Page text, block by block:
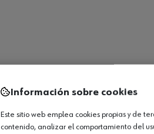
Información sobre cookies
Este sitio web emplea cookies propias y de
contenido, analizar el comportamiento del